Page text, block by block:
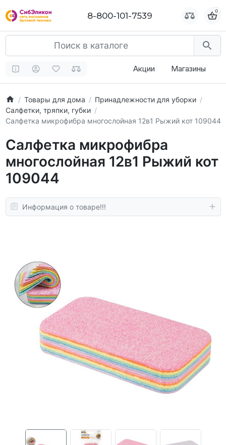
8-800-101-7539 0
Акции Магазины
Товары для дома
Принадлежности для уборки
Салфетки, тряпки, губки
Салфетка микрофибра многослойная 12в1 Рыжий кот 109044
Салфетка микрофибра
многослойная 12в1 Рыжий кот
109044
Информация о товаре!!!
8-800-101-7539 0